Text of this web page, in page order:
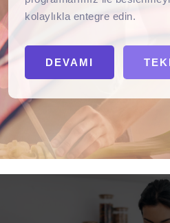
kolaylıkla entegre edin.
DEVAMI